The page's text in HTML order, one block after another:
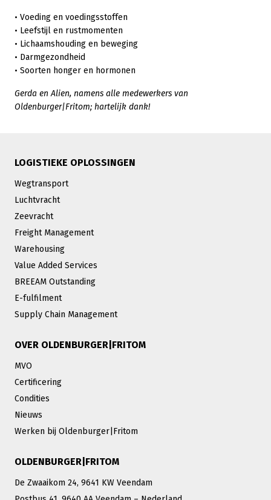
• Voeding en voedingsstoffen
• Leefstijl en rustmomenten
• Lichaamshouding en beweging
• Darmgezondheid
• Soorten honger en hormonen
Gerda en Alien, namens alle medewerkers van
Oldenburger|Fritom; hartelijk dank!
LOGISTIEKE OPLOSSINGEN
Wegtransport
Luchtvracht
Zeevracht
Freight Management
Warehousing
Value Added Services
BREEAM Outstanding
E-fulfilment
Supply Chain Management
OVER OLDENBURGER|FRITOM
MVO
Certificering
Condities
Nieuws
Werken bij Oldenburger|Fritom
OLDENBURGER|FRITOM
De Zwaaikom 24, 9641 KW Veendam